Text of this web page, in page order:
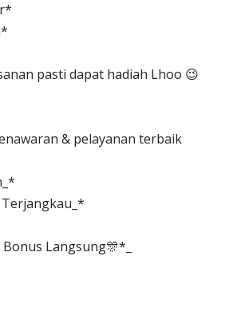
pasti dapat hadiah Lhoo 😉
& pelayanan terbaik
Langsung🎊*_